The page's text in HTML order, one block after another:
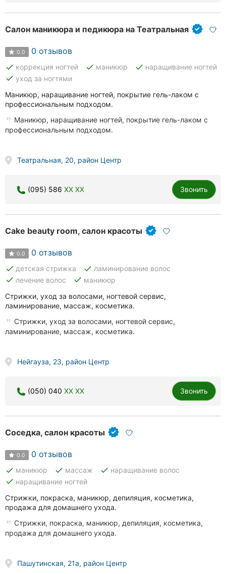
Салон маникюра и педикюра на Театральная
0.0 0 отзывов
done коррекция ногтей done маникюр done наращивание ногтей
done уход за ногтями
Маникюр, наращивание ногтей, покрытие гель-лаком с
профессиональным подходом.
Маникюр, наращивание ногтей, покрытие гель-лаком с
профессиональным подходом.
Театральная, 20, район Центр
(095) 586 XX XX Звонить
Cake beauty room, салон красоты
0.0 0 отзывов
done детская стрижка done ламинирование волос
done лечение волос done маникюр
Стрижки, уход за волосами, ногтевой сервис,
ламинирование, массаж, косметика.
Стрижки, уход за волосами, ногтевой сервис,
ламинирование, массаж, косметика.
Нейгауза, 23, район Центр
(050) 040 XX XX Звонить
Соседка, салон красоты
0.0 0 отзывов
done маникюр done массаж done наращивание волос
done наращивание ногтей
Стрижки, покраска, маникюр, депиляция, косметика,
продажа для домашнего ухода.
Стрижки, покраска, маникюр, депиляция, косметика,
продажа для домашнего ухода.
Пашутинская, 21а, район Центр